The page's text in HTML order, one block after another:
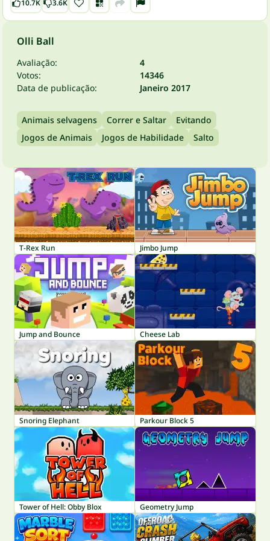
10.7K 3.6K
Olli Ball
Avaliação:
4
Votos:
14346
Data de publicação:
Janeiro 2017
Animais selvagens Correr e Saltar
Evitando
Jogos de Animais
Jogos de Habilidade Salto
T-Rex Run Jimbo Jump
Jump and Bounce Cheese Lab
Snoring Elephant Parkour Block 5
Tower of Hell: Obby Blox Geometry Jump